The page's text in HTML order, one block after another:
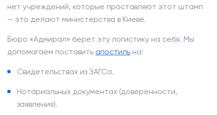
нет учреждений, которые проставляют этот штамп
— это делают министерства в Киеве.
Бюро «Адмирал» берет эту логистику на себя. Мы
допомагаем поставить апостиль на:
Свидетельствах из ЗАГСа.
Нотариальных документах (доверенности,
заявления).